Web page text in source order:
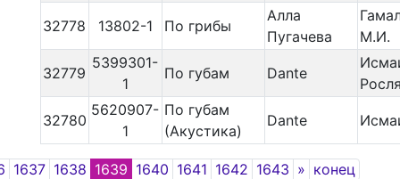
32778 13802-1 По грибы
Алла
Пугачева
М.И.
32779
5399301-
1
По губам Dante
32780
5620907-
1
По губам
(Акустика)
Dante
1637 1638 1639 1640 1641 1642 1643 » Next
конец